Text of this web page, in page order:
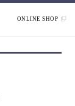
ONLINE SHOP